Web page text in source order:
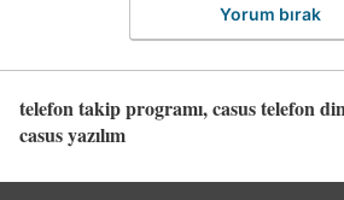
Yorum bırak
telefon takip programı, casus telefon
casus yazılım